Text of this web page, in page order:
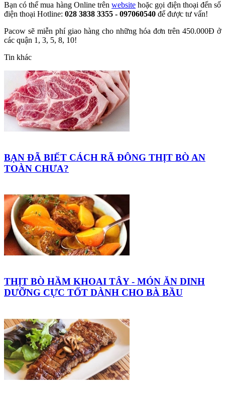
Bạn có thể mua hàng Online trênwebsite hoặc gọi điện thoại đến số
điện thoại Hotline: 028 3838 3355 - 097060540 để được tư vấn!
Pacow sẽ miễn phí giao hàng cho những hóa đơn trên 450.000Đ ở
các quận 1, 3, 5, 8, 10!
Tin khác
BẠN ĐÃ BIẾT CÁCH RÃ ĐÔNG THỊT BÒ AN
TOÀN CHƯA?
THỊT BÒ HẦM KHOAI TÂY - MÓN ĂN DINH
DƯỠNG CỰC TỐT DÀNH CHO BÀ BẦU